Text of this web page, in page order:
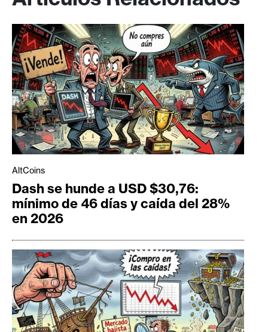
AltCoins
Dash se hunde a USD $30,76:
mínimo de 46 días y caída del 28%
en 2026